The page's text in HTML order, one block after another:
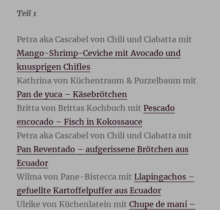
Teil 1
Petra aka Cascabel von Chili und Ciabatta mit
Mango-Shrimp-Ceviche mit Avocado und
knusprigen Chifles
Kathrina von Küchentraum & Purzelbaum mit
Pan de yuca – Käsebrötchen
Britta von Brittas Kochbuch mitPescado
encocado – Fisch in Kokossauce
Petra aka Cascabel von Chili und Ciabatta mit
Pan Reventado – aufgerissene Brötchen aus
Ecuador
Wilma von Pane-Bistecca mitLlapingachos –
gefuellte Kartoffelpuffer aus Ecuador
Ulrike von Küchenlatein mitChupe de maní –